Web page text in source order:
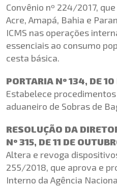
Convênio nº 224/2017,
Acre, Amapá, Bahia e
ICMS nas operações
essenciais ao consumo
cesta básica.
PORTARIA Nº 134, DE
Estabelece
aduaneiro de Sobras de
RESOLUÇÃO DA
Nº 315, DE 11 DE
Altera e revoga
255/2018, que aprova e
Interno da Agência